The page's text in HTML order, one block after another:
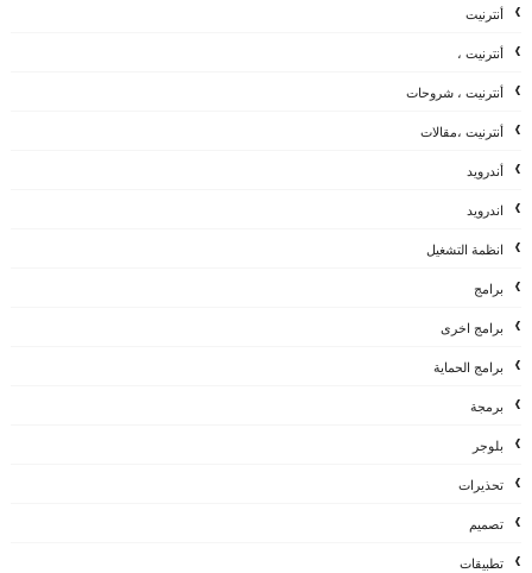
أنترنيت
أنترنيت ،
أنترنيت ، شروحات
أنترنيت ،مقالات
أندرويد
اندرويد
انظمة التشغيل
برامج
برامج اخرى
برامج الحماية
برمجة
بلوجر
تحذيرات
تصميم
تطبيقات